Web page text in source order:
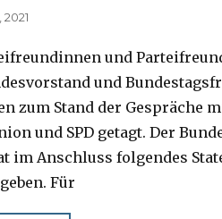
und
und
zum Stand der Gespräche
und SPD getagt. Der
im Anschluss folgendes
Für